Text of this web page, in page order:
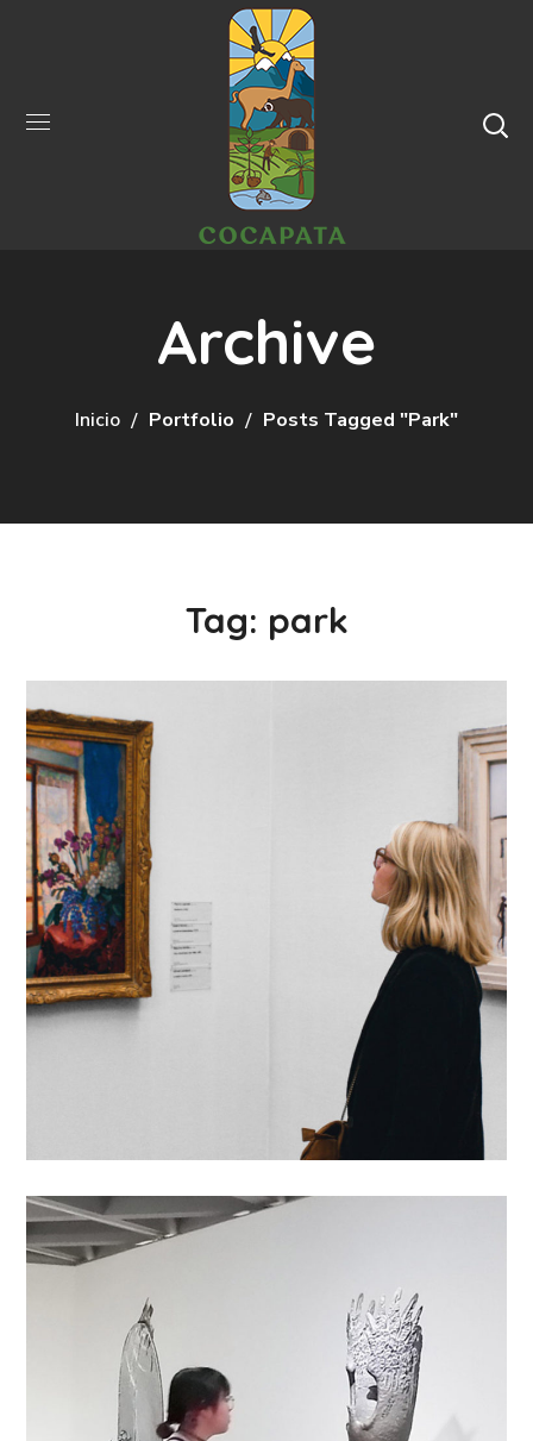
Archive
Inicio Portfolio Posts Tagged "park"
Tag: park